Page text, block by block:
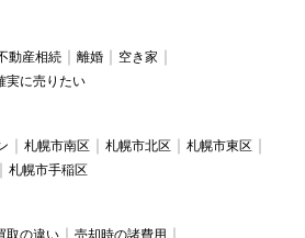
動産相続 離婚
空き家
実に売りたい
札幌市南区 札幌市北区
札幌市東区
札幌市手稲区
取の違い 売却時の諸費用